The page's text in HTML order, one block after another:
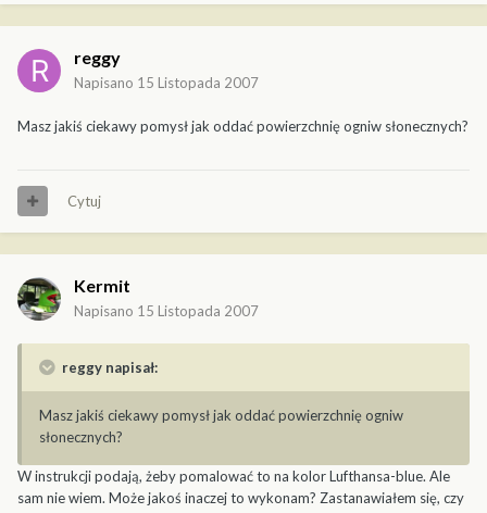
reggy
Napisano 15 Listopada 2007
Masz jakiś ciekawy pomysł jak oddać powierzchnię ogniw słonecznych?
Cytuj
Kermit
Napisano 15 Listopada 2007
reggy napisał:
Masz jakiś ciekawy pomysł jak oddać powierzchnię ogniw
słonecznych?
W instrukcji podają, żeby pomalować to na kolor Lufthansa-blue. Ale
sam nie wiem. Może jakoś inaczej to wykonam? Zastanawiałem się, czy